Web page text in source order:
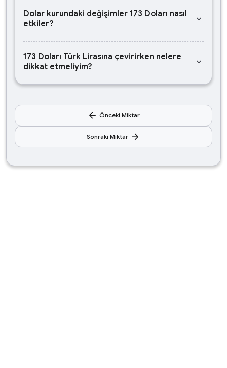
Dolar kurundaki değişimler 173 Doları nasıl
etkiler?
keyboard_arrow_down
173 Doları Türk Lirasına çevirirken nelere
dikkat etmeliyim?
keyboard_arrow_down
arrow_back Önceki Miktar
Sonraki Miktar arrow_forward